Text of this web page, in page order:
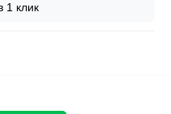
1 клик